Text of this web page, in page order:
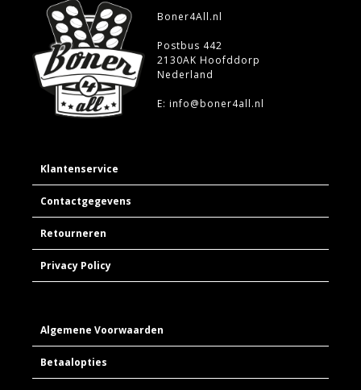
Boner4All.nl
Postbus 442
2130AK Hoofddorp
Nederland
E: info@boner4all.nl
Klantenservice
Contactgegevens
Retourneren
Privacy Policy
Algemene Voorwaarden
Betaalopties